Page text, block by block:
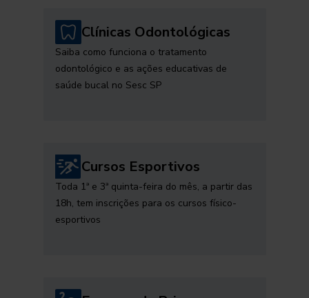
Clínicas Odontológicas
Saiba como funciona o tratamento
odontológico e as ações educativas de
saúde bucal no Sesc SP
Cursos Esportivos
Toda 1ª e 3ª quinta-feira do mês, a partir das
18h, tem inscrições para os cursos físico-
esportivos